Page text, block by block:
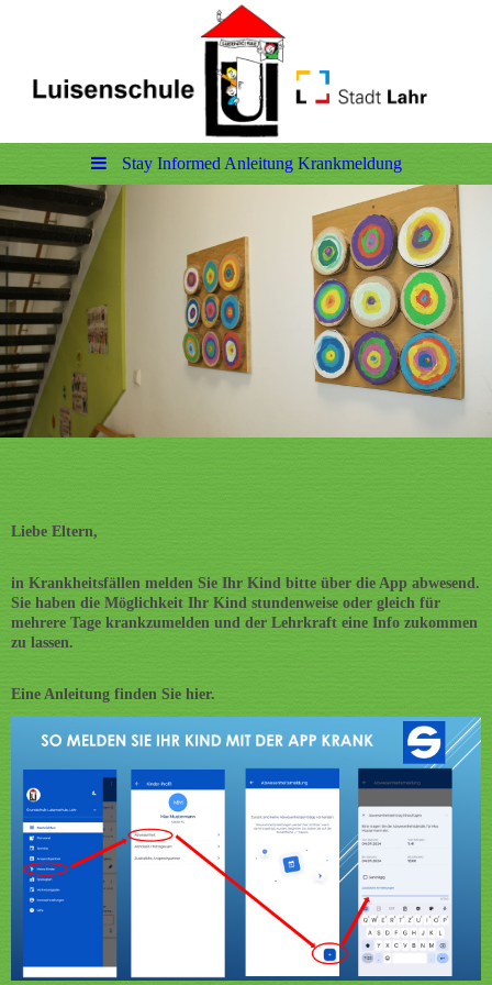
Stay Informed Anleitung Krankmeldung
Liebe Eltern,
in Krankheitsfällen melden Sie Ihr Kind bitte über die App abwesend.
Sie haben die Möglichkeit Ihr Kind stundenweise oder gleich für
mehrere Tage krankzumelden und der Lehrkraft eine Info zukommen
zu lassen.
Eine Anleitung finden Sie hier.